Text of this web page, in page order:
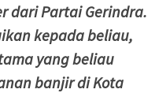
dari Partai Gerindra.
kepada beliau,
yang beliau
banjir di Kota